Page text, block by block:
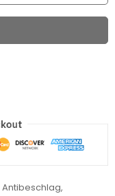
Antibeschlag,